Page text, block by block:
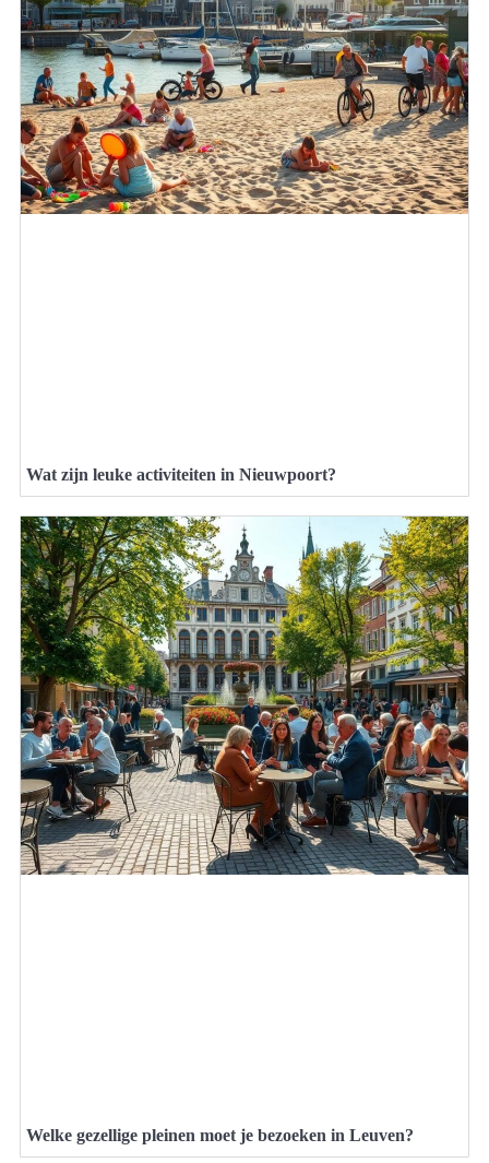
Wat zijn leuke activiteiten in Nieuwpoort?
Welke gezellige pleinen moet je bezoeken in Leuven?